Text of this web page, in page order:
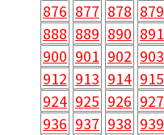
876 877 878 879
888 889 890 891
900 901 902 903
912 913 914 915
924 925 926 927
936 937 938 939